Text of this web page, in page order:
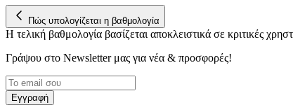
Πώς υπολογίζεται η βαθμολογία
Η τελική βαθμολογία βασίζεται αποκλειστικά σε κριτικές
Γράψου στο Νewsletter μας για νέα & προσφορές!
Εγγραφή